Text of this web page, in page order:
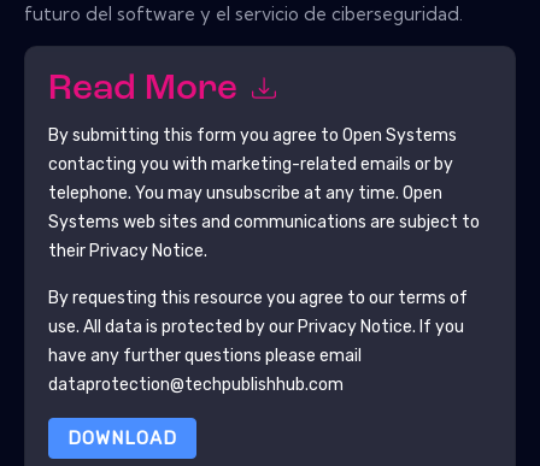
futuro del software y el servicio de ciberseguridad.
Read More
By submitting this form you agree to Open Systems
contacting you with marketing-related emails or by
telephone. You may unsubscribe at any time. Open
Systems web sites and communications are subject to
their Privacy Notice.
By requesting this resource you agree to our terms of
use. All data is protected by our Privacy Notice. If you
have any further questions please email
dataprotection@techpublishhub.com
DOWNLOAD